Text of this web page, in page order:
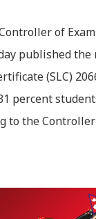
of
published
(SLC)
percent
to the
search your
who passed